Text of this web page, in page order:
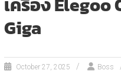
Giga
October 27, 2025 Boss